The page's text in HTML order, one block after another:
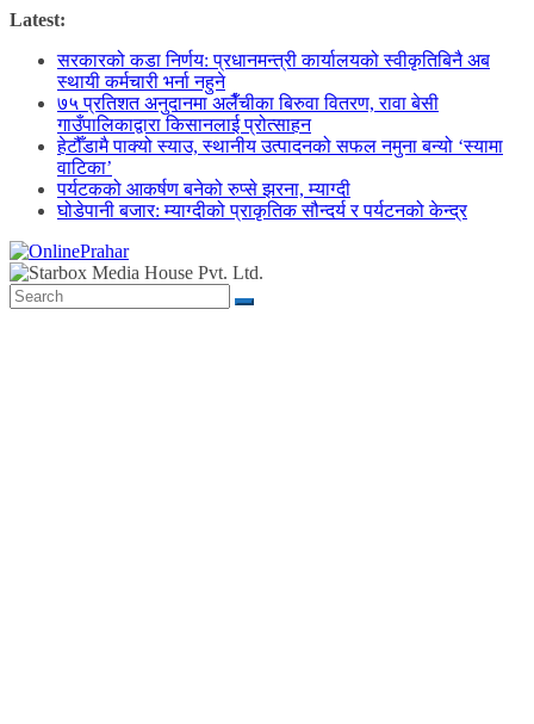
Skip
content
Latest:
सरकारको कडा निर्णय: प्रधानमन्त्री कार्यालयको स्वीकृतिबिनै अब
स्थायी कर्मचारी भर्ना नहुने
७५ प्रतिशत अनुदानमा अलैँचीका बिरुवा वितरण, रावा बेसी
गाउँपालिकाद्वारा किसानलाई प्रोत्साहन
हेटौँडामै पाक्यो स्याउ, स्थानीय उत्पादनको सफल नमुना बन्यो ‘स्यामा
वाटिका’
पर्यटकको आकर्षण बनेको रुप्से झरना, म्याग्दी
घोडेपानी बजार: म्याग्दीको प्राकृतिक सौन्दर्य र पर्यटनको केन्द्र